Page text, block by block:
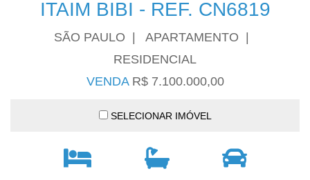
ITAIM BIBI - REF. CN6819
SÃO PAULO | APARTAMENTO |
RESIDENCIAL
VENDAR$ 7.100.000,00
SELECIONAR IMÓVEL